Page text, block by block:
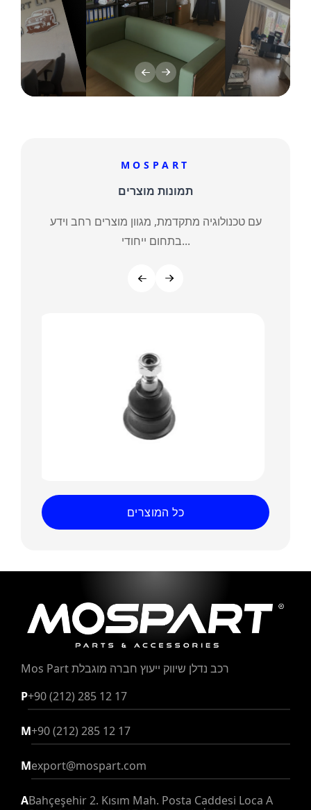
תמונות מוצרים
בתחום ייחודי...
כל המוצרים
Mos Part רכב נדלןשיווק ייעוץ חברה מוגבלת
M+90 (212) 285 12 17
export@mospart.com
Bahçeşehir 2. Kısım Mah. Posta Caddesi Loca A
Blok Kat 10 NO:96-97 Başakşehir/İSTANBUL